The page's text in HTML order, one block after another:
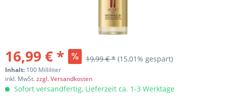
16,99 € * 19,99 € * (15,01% gespart)
Inhalt: 100 Milliliter
inkl. MwSt.zzgl. Versandkosten
Sofort versandfertig, Lieferzeit ca. 1-3 Werktage